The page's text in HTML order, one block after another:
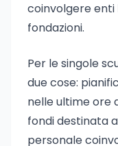
coinvolgere enti
fondazioni.
Per le singole
due cose:
nelle ultime ore
fondi destinata
personale